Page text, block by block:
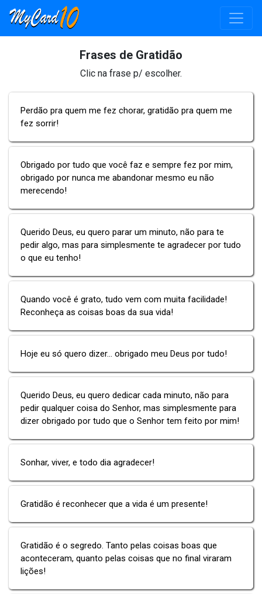
Frases de Gratidão
Clic na frase p/ escolher.
Perdão pra quem me fez chorar, gratidão pra quem me
fez sorrir!
Obrigado por tudo que você faz e sempre fez por mim,
obrigado por nunca me abandonar mesmo eu não
merecendo!
Querido Deus, eu quero parar um minuto, não para te
pedir algo, mas para simplesmente te agradecer por tudo
o que eu tenho!
Quando você é grato, tudo vem com muita facilidade!
Reconheça as coisas boas da sua vida!
Hoje eu só quero dizer... obrigado meu Deus por tudo!
Querido Deus, eu quero dedicar cada minuto, não para
pedir qualquer coisa do Senhor, mas simplesmente para
dizer obrigado por tudo que o Senhor tem feito por mim!
Sonhar, viver, e todo dia agradecer!
Gratidão é reconhecer que a vida é um presente!
Gratidão é o segredo. Tanto pelas coisas boas que
aconteceram, quanto pelas coisas que no final viraram
lições!